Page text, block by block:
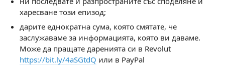
харесване този епизод;
дарите еднократна сума, която смятате, че
заслужаваме за информацията, която ви даваме.
Може да пращате даренията си в Revolut
https://bit.ly/4aSGtdQ или в PayPal